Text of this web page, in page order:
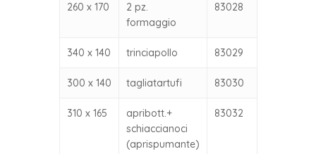
260 x 170
2 pz.
formaggio
83028
340 x 140 trinciapollo 83029
300 x 140 tagliatartufi 83030
310 x 165
apribott.+
schiaccianoci
(aprispumante)
83032